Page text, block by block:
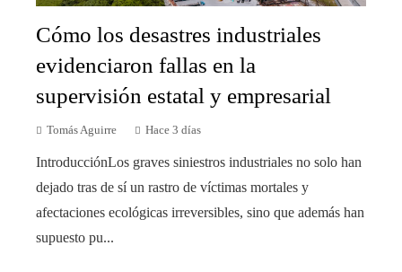
Cómo los desastres industriales
evidenciaron fallas en la
supervisión estatal y empresarial
Tomás Aguirre Hace 3 días
IntroducciónLos graves siniestros industriales no solo han
dejado tras de sí un rastro de víctimas mortales y
afectaciones ecológicas irreversibles, sino que además han
supuesto pu...